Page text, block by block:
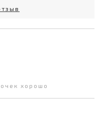
хорошо